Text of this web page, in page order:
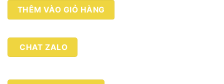
Chiều
thu
số
lượng
THÊM VÀO GIỎ HÀNG
CHAT ZALO